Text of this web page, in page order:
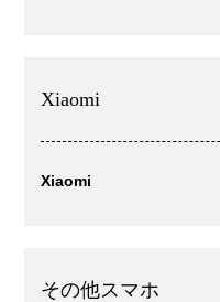
Xiaomi
Xiaomi
その他スマホ